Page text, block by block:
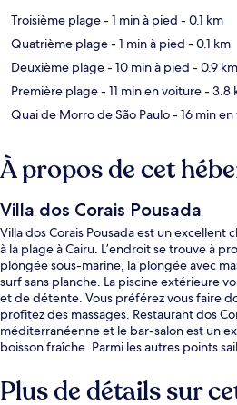
Troisième plage- 1 min à pied - 0.1 km
Quatrième plage- 1 min à pied - 0.1 km
Deuxième plage- 10 min à pied - 0.9 km
Première plage- 11 min en voiture- 3.8
Quai de Morro de São Paulo- 16 min
À propos de cet
Villa dos Corais Pousada
Villa dos Corais Pousada est un excellent
à la plage à Cairu. L’endroit se trouve à
plongée sous-marine, la plongée avec
surf sans planche. La piscine extérieure
et de détente. Vous préférez vous faire
profitez des massages. Restaurant dos
méditerranéenne et le bar-salon est un
boisson fraîche. Parmi les autres points
extérieur. Les autres voyageurs
serviable.
Plus de détails sur